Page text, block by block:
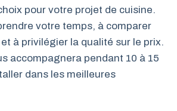
pour votre projet de cuisine.
votre temps, à comparer
à privilégier la qualité sur le prix.
accompagnera pendant 10 à 15
dans les meilleures